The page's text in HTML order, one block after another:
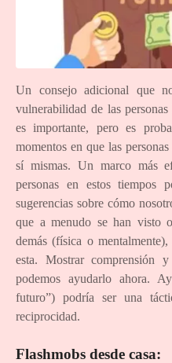
Un consejo adicional que
vulnerabilidad de las
es importante, pero es
momentos en que las
sí mismas. Un marco más
personas en estos tiempos
sugerencias sobre cómo
que a menudo se han visto
demás (física o
esta. Mostrar comprensión
podemos ayudarlo ahora.
futuro”) podría ser una
reciprocidad.
Flashmobs desde casa: